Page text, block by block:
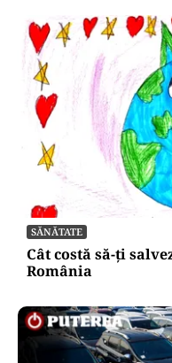
SĂNĂTATE
Cât costă să-ți
România